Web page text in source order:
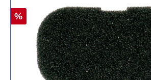
%